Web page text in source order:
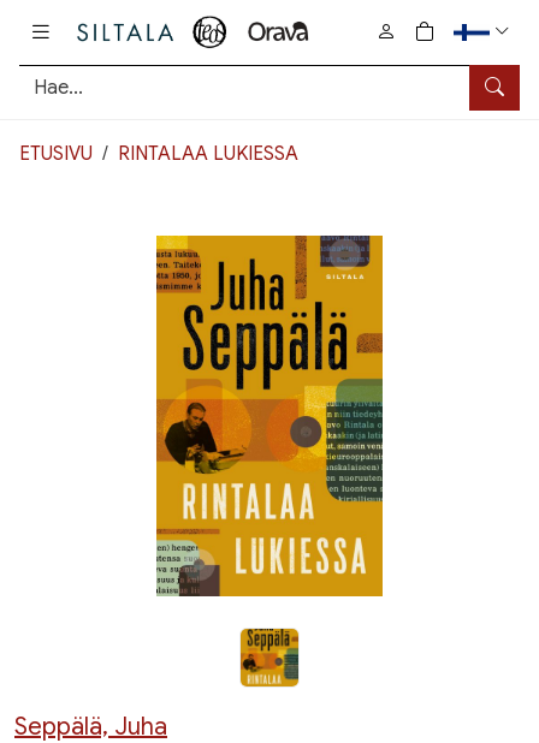
Hae
0
tuotetta
ETUSIVU RINTALAA LUKIESSA
Seppälä, Juha